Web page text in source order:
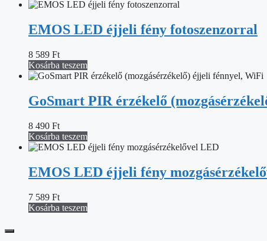
EMOS LED éjjeli fény fotoszenzorral
8 589 Ft
Kosárba teszem
GoSmart PIR érzékelő
8 490 Ft
Kosárba teszem
EMOS LED éjjeli fény
7 589 Ft
Kosárba teszem